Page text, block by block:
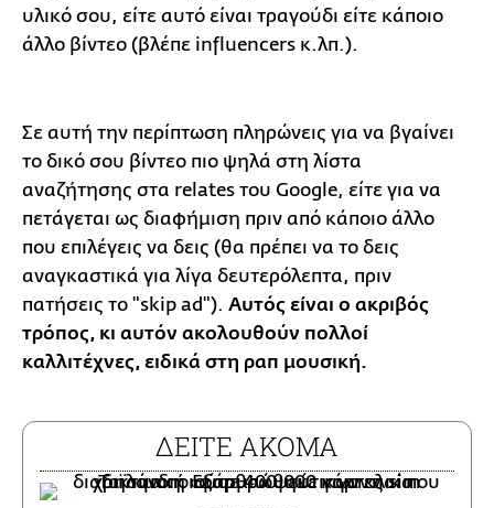
υλικό σου, είτε αυτό είναι τραγούδι είτε κάποιο
άλλο βίντεο (βλέπε influencers κ.λπ.).
Σε αυτή την περίπτωση πληρώνεις για να βγαίνει
το δικό σου βίντεο πιο ψηλά στη λίστα
αναζήτησης στα relates του Google, είτε για να
πετάγεται ως διαφήμιση πριν από κάποιο άλλο
που επιλέγεις να δεις (θα πρέπει να το δεις
αναγκαστικά για λίγα δευτερόλεπτα, πριν
πατήσεις το "skip ad"). Αυτός είναι ο ακριβός
τρόπος, κι αυτόν ακολουθούν πολλοί
καλλιτέχνες, ειδικά στη ραπ μουσική.
ΔΕΙΤΕ ΑΚΟΜΑ